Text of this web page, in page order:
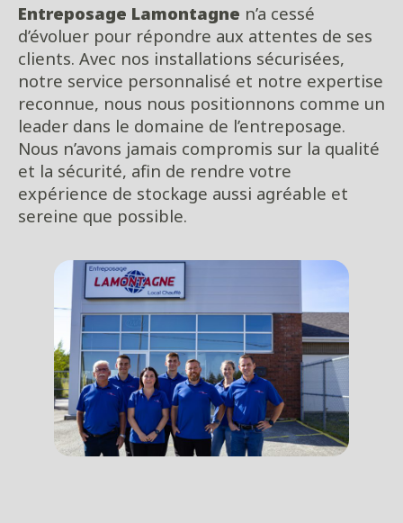
Entreposage Lamontagne n’a cessé
d’évoluer pour répondre aux attentes de ses
clients. Avec nos installations sécurisées,
notre service personnalisé et notre expertise
reconnue, nous nous positionnons comme un
leader dans le domaine de l’entreposage.
Nous n’avons jamais compromis sur la qualité
et la sécurité, afin de rendre votre
expérience de stockage aussi agréable et
sereine que possible.